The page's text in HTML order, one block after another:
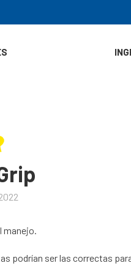
podrían ser las correctas